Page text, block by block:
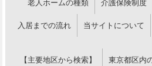
老人ホームの種類 介護保険制度
入居までの流れ 当サイトについて
【主要地区から検索】 東京都区内